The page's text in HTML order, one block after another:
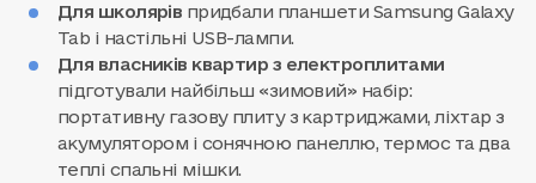
Для школярів придбали планшети Samsung Galaxy
Tab і настільні USB-лампи.
Для власників квартир з електроплитами
підготували найбільш «зимовий» набір:
портативну газову плиту з картриджами, ліхтар з
акумулятором і сонячною панеллю, термос та два
теплі спальні мішки.